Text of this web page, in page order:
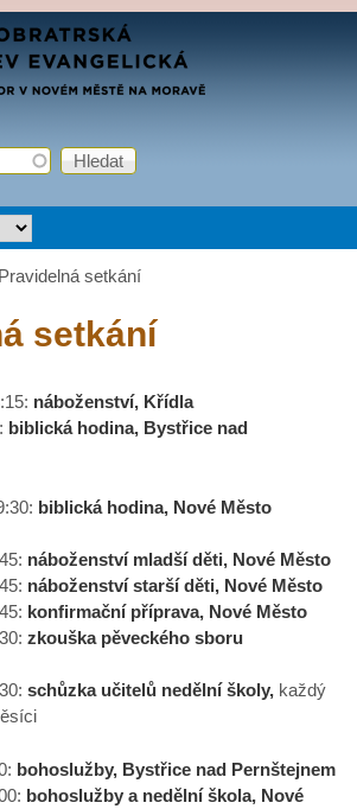
k hlavnímu obsahu
Pravidelná setkání
setkání
náboženství, Křídla
biblická hodina, Bystřice nad
biblická hodina, Nové Město
náboženství mladší děti, Nové Město
náboženství starší děti, Nové Město
konfirmační příprava, Nové Město
zkouška pěveckého sboru
schůzka učitelů nedělní školy, každý
bohoslužby, Bystřice nad Pernštejnem
bohoslužby a nedělní škola, Nové